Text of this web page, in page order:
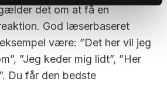
det om at få en
God læserbaseret
være: ”Det her vil jeg
”Jeg keder mig lidt”, ”Her
Du får den bedste